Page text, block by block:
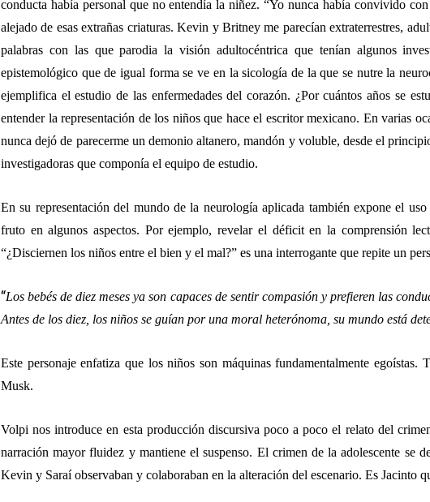
conducta había personal que no entendía la niñez. “Yo nunca había convivido
alejado de esas extrañas criaturas. Kevin y Britney me parecían extraterrestres,
palabras con las que parodia la visión adultocéntrica que tenían algunos
epistemológico que de igual forma se ve en la sicología de la que se nutre la
ejemplifica el estudio de las enfermedades del corazón. ¿Por cuántos años se
entender la representación de los niños que hace el escritor mexicano. En varias
nunca dejó de parecerme un demonio altanero, mandón y voluble, desde el
investigadoras que componía el equipo de estudio.
En su representación del mundo de la neurología aplicada también expone el
fruto en algunos aspectos. Por ejemplo, revelar el déficit en la comprensión
“¿Disciernen los niños entre el bien y el mal?” es una interrogante que repite un
“Los bebés de diez meses ya son capaces de sentir compasión y prefieren las
Antes de los diez, los niños se guían por una moral heterónoma, su mundo está
Este personaje enfatiza que los niños son máquinas fundamentalmente
Musk.
Volpi nos introduce en esta producción discursiva poco a poco el relato del
narración mayor fluidez y mantiene el suspenso. El crimen de la adolescente se
Kevin y Saraí observaban y colaboraban en la alteración del escenario. Es Jacinto